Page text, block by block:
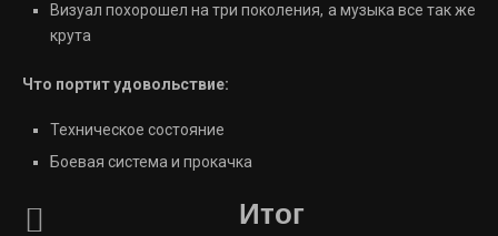
Визуал похорошел на три поколения, а музыка все так же
крута
Что портит удовольствие:
Техническое состояние
Боевая система и прокачка
Итог